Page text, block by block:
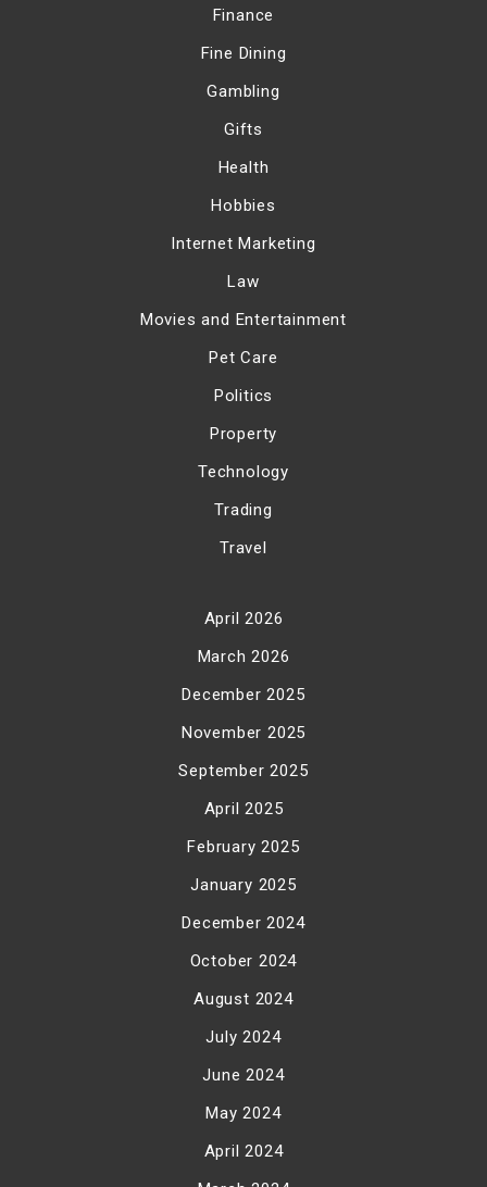
Finance
Fine Dining
Gambling
Gifts
Health
Hobbies
Internet Marketing
Law
Movies and Entertainment
Pet Care
Politics
Property
Technology
Trading
Travel
April 2026
March 2026
December 2025
November 2025
September 2025
April 2025
February 2025
January 2025
December 2024
October 2024
August 2024
July 2024
June 2024
May 2024
April 2024